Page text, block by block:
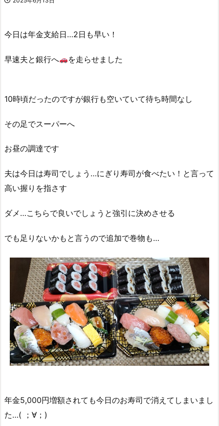
今日は年金支給日…2日も早い！
早速夫と銀行へ を走らせました
10時頃だったのですが銀行も空いていて待ち時間なし
その足でスーパーへ
お昼の調達です
夫は今日は寿司でしょう…にぎり寿司が食べたい！と言って
高い握りを指さす
ダメ…こちらで良いでしょうと強引に決めさせる
でも足りないかもと言うので追加で巻物も…
年金5,000円増額されても今日のお寿司で消えてしまいまし
た…( ；∀；)